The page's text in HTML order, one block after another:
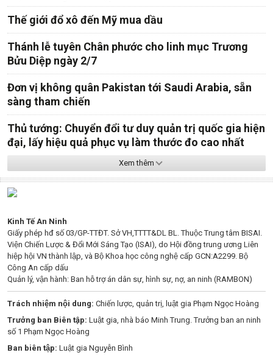
Thế giới đổ xô đến Mỹ mua dầu
Thánh lễ tuyên Chân phước cho linh mục Trương
Bửu Diệp ngày 2/7
Đơn vị không quân Pakistan tới Saudi Arabia, sẵn
sàng tham chiến
Thủ tướng: Chuyển đổi tư duy quản trị quốc gia hiện
đại, lấy hiệu quả phục vụ làm thước đo cao nhất
Xem thêm
Kinh Tế An Ninh
Giấy phép hđ số 03/GP-TTĐT. Sở VH,TTTT&DL BL. Thuộc Trung tâm BISAI.
Viện Chiến Lược & Đổi Mới Sáng Tạo (ISAI), do Hội đồng trung ương Liên
hiệp hội VN thành lập, và Bộ Khoa học công nghệ cấp GCN:A2299. Bộ
Công An cấp dấu
Quản lý, vận hành: Ban hỗ trợ án dân sự, hình sự, nợ, an ninh (RAMBON)
Trách nhiệm nội dung: Chiến lược, quản trị, luật gia Phạm Ngọc Hoàng
Trưởng ban Biên tập: Luật gia, nhà báo Minh Trung. Trưởng ban an ninh
số 1 Phạm Ngọc Hoàng
Ban biên tập: Luật gia Nguyễn Bình